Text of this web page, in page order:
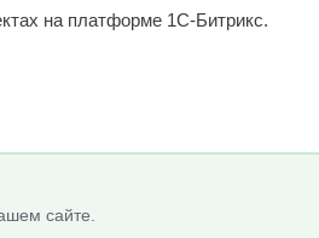
на платформе 1С-Битрикс.
сайте.